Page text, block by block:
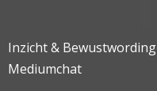
Inzicht & Bewustwording
Mediumchat